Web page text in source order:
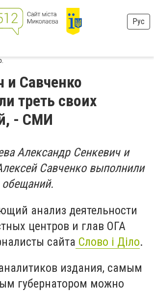
Рус
и Савченко
треть своих
- СМИ
Александр Сенкевич и
Савченко выполнили
обещаний.
анализ деятельности
центров и глав ОГА
сайта Слово і Діло.
издания, самым
губернатором можно